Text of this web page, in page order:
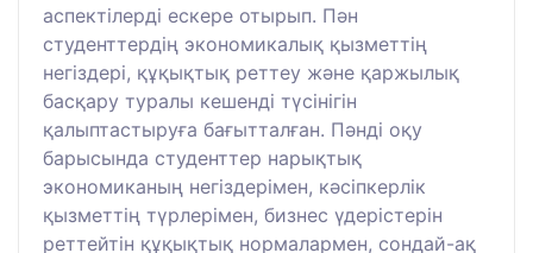
аспектілерді ескере отырып. Пән
студенттердің экономикалық қызметтің
негіздері, құқықтық реттеу және қаржылық
басқару туралы кешенді түсінігін
қалыптастыруға бағытталған. Пәнді оқу
барысында студенттер нарықтық
экономиканың негіздерімен, кәсіпкерлік
қызметтің түрлерімен, бизнес үдерістерін
реттейтін құқықтық нормалармен, сондай-ақ